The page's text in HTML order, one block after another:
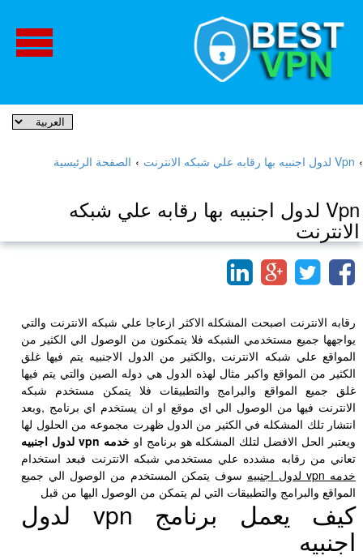
الصفحة الرئيسية › Vpn لدول اجنبيه بها رقابه علي شبكه الانترنت ›
Vpn لدول اجنبيه بها رقابه علي شبكه
الانترنت
رقابه الانترنت اصبحت المشكله الاكثر ازعاجا علي شبكه الانترنت والتي
يواجهها جميع مستخدمي الشبكه فلا يتمكنون من الوصول الي الكثير من
المواقع علي شبكه الانترنت ,والكثير من الدول الاجنبيه يتم فيها غلق
الكثير من المواقع واكبر مثال لهذه الدول هي دوله الصين والتي يتم فيها
غلق جميع المواقع والبرامج والتطبيقات فلا يتمكن مستخدم شبكه
الانترنت فيها من الوصول الي اي موقع او ان يستخدم اي برنامج ,وبعد
انتشار تلك المشكله في الكثير من الدول ظهرت مجموعه من الحلول لها
ويعتبر الحل الافضل لتلك المشكله هو برنامج اوخدمه vpn لدول اجنبيه
تعاني من رقابه مشدده علي مستخدمي شبكه الانترنت فبعد استخدام
خدمه vpn لدول اجنبيه
سوف يتمكن المستخدم من الوصول الي جميع
المواقع والبرامج والتطبيقات التي لم يتمكن من الوصول اليها من قبل
كيف يعمل برنامج vpn لدول
اجنبيه